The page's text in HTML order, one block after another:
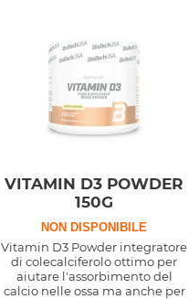
VITAMIN D3 POWDER
150G
NON DISPONIBILE
Vitamin D3 Powder integratore
di colecalciferolo ottimo per
aiutare l'assorbimento del
calcio nelle ossa ma anche per